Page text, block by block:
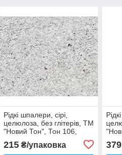
Рідкі шпалери, сірі,
целюлоза, без глітерів, ТМ
"Новий Тон", Тон 106,
4м2
215₴/упаковка
4м2
379